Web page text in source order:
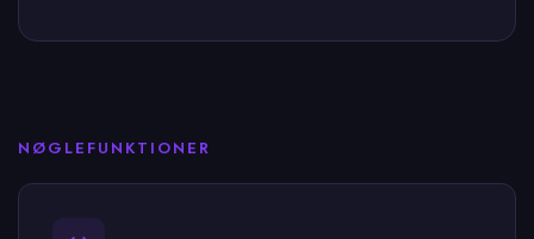
NØGLEFUNKTIONER